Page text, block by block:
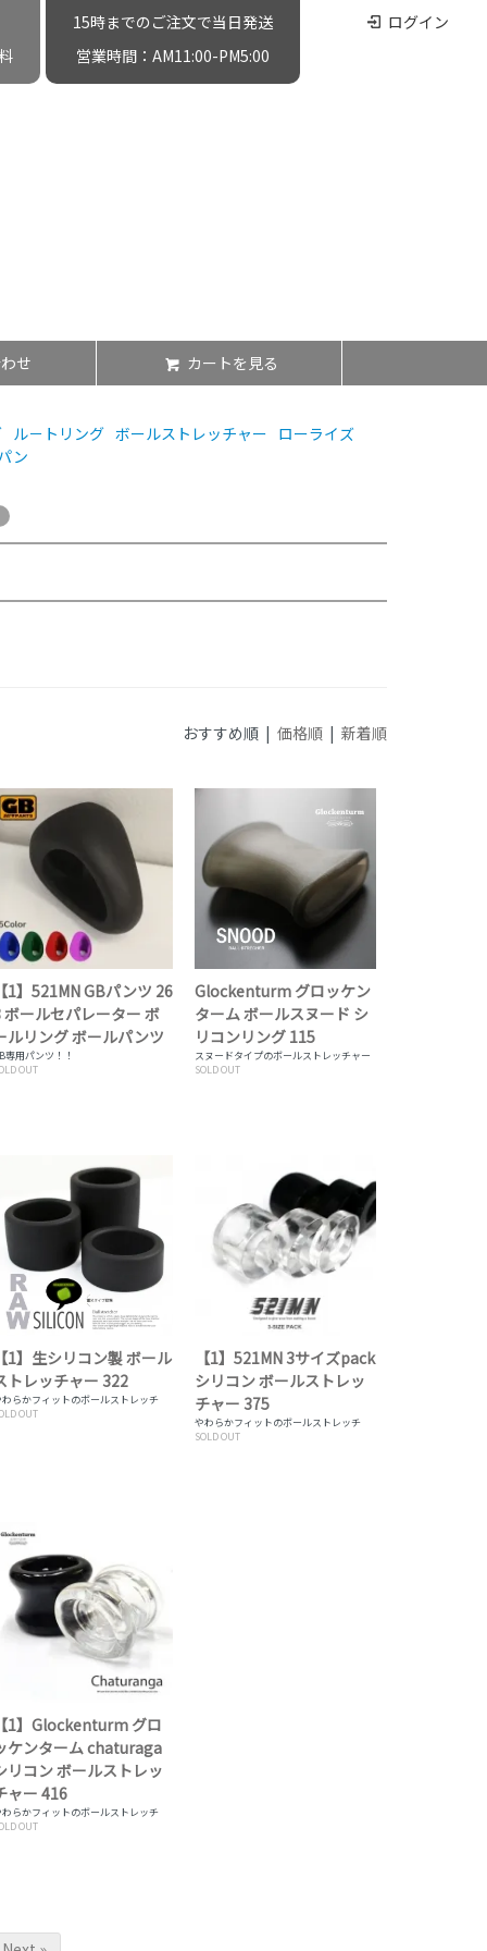
ログイン
15時までのご注文で当日発送
営業時間：AM11:00-PM5:00
せ カートを見る
ル－トリング ボールストレッチャー ローライズ
ン
おすすめ順 | 価格順| 新着順
【1】521MN GBパンツ 26
ボールセパレーター ボ
ルリング ボールパンツ
専用パンツ！！
OUT
Glockenturm グロッケン
ターム ボールスヌード シ
リコンリング 115
スヌードタイプのボールストレッチャー
SOLD OUT
【1】生シリコン製 ボール
トレッチャー 322
わらかフィットのボールストレッチ
OUT
【1】521MN 3サイズpack
シリコン ボールストレッ
チャー 375
やわらかフィットのボールストレッチ
SOLD OUT
【1】Glockenturm グロ
ケンターム chaturaga
リコン ボールストレッ
ャー 416
わらかフィットのボールストレッチ
OUT